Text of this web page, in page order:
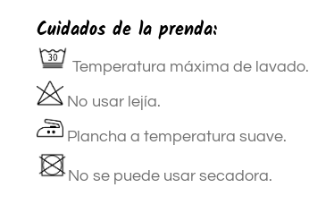
Cuidados de la prenda:
Temperatura máxima de lavado.
No usar lejía.
Plancha a temperatura suave.
No se puede usar secadora.